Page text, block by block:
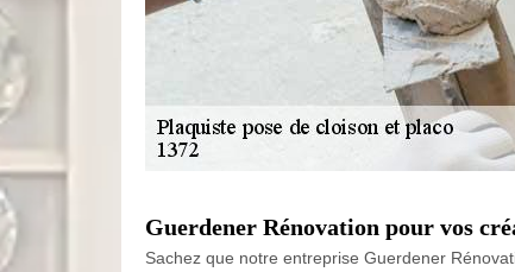
Guerdener Rénovation pour vos
Sachez que notre entreprise Guerdener